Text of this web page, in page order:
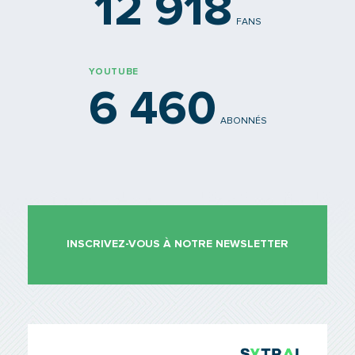
12 918 FANS
YOUTUBE
6 460 ABONNÉS
INSCRIVEZ-VOUS À NOTRE NEWSLETTER